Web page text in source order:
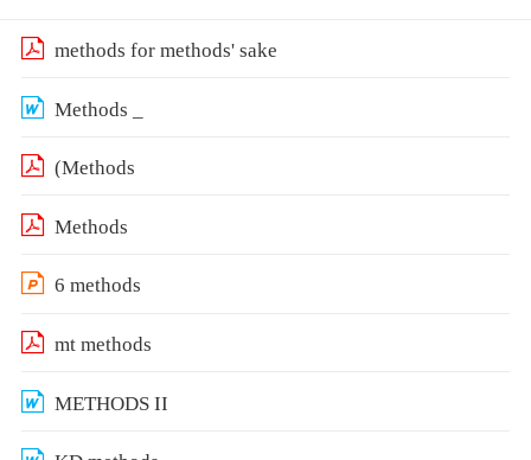
methods for methods' sake
Methods _
(Methods
Methods
6 methods
mt methods
METHODS II